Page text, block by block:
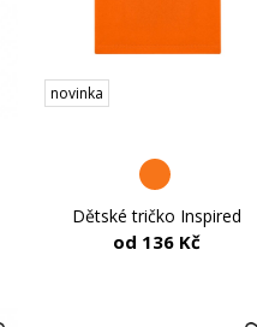
novinka
Dětské tričko Inspired
od 136 Kč